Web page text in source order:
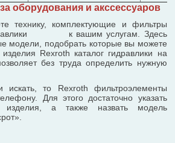
оборудования и акссессуаров
технику, комплектующие и фильтры
к вашим услугам. Здесь
модели, подобрать которые вы можете
Rexroth каталог гидравлики на
без труда определить нужную
то Rexroth фильтроэлементы
Для этого достаточно указать
изделия, а также назвать модель